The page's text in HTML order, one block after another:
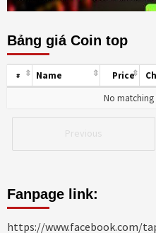
Bảng giá Coin top
Previous
# Name Price
No matching
Fanpage link:
https://www.facebook.com/